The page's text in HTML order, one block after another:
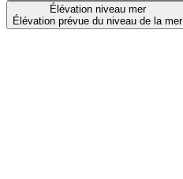
Élévation niveau mer
Élévation prévue du niveau de la mer